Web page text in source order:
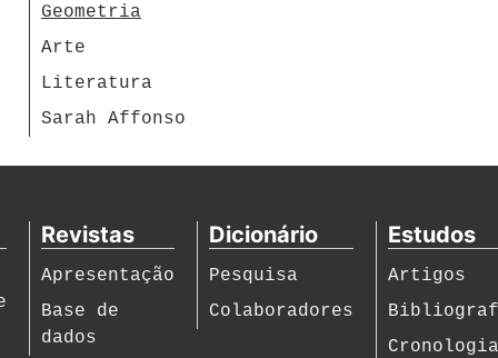
Geometria
Arte
Literatura
Sarah Affonso
Revistas
Apresentação
Base de
dados
Dicionário
Pesquisa
Colaboradores
Estudos
Artigos